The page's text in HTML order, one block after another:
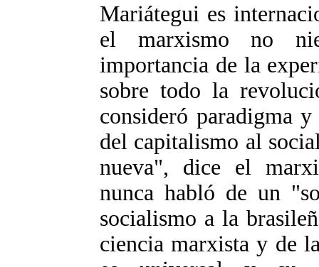
Mariátegui es
el marxismo no
importancia de la
sobre todo la
consideró paradigma
del capitalismo al
nueva", dice el
nunca habló de un
socialismo a la
ciencia marxista y de